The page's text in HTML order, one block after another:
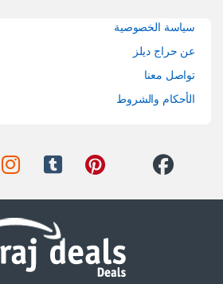
سياسة الخصوصية
عن حراج ديلز
تواصل معنا
الأحكام والشروط